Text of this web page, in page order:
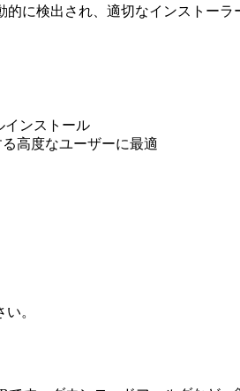
に検出され、適切なインストーラ
インストール
高度なユーザーに最適
。